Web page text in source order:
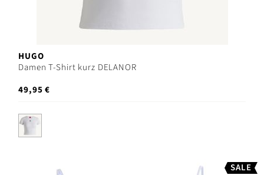
HUGO
Damen T-Shirt kurz DELANOR
49,95 €
SALE